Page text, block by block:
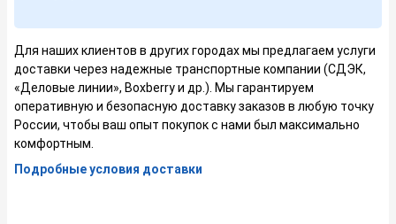
Для наших клиентов в других городах мы предлагаем услуги
доставки через надежные транспортные компании (СДЭК,
«Деловые линии», Boxberry и др.). Мы гарантируем
оперативную и безопасную доставку заказов в любую точку
России, чтобы ваш опыт покупок с нами был максимально
комфортным.
Подробные условия доставки